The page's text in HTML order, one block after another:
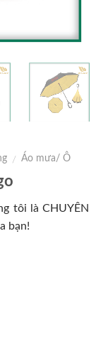
/ Áo mưa/ Ô
tôi là CHUYÊN
bạn!